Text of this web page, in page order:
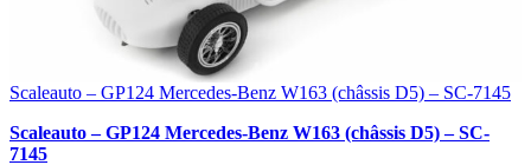
Scaleauto – GP124 Mercedes-Benz W163 (châssis D5) – SC-7145
Scaleauto – GP124 Mercedes-Benz W163 (châssis D5) – SC-
7145